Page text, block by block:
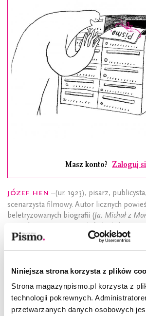
Niniejsza strona korzysta z plików
Strona magazynpismo.pl korzysta z
technologii pokrewnych.
przetwarzanych danych osobowych
Masz konto? Zaloguj
Józef Hen –(ur. 1923), pisarz,
scenarzysta filmowy. Autor licznych
beletryzowanych biografii (Ja, Michał z
oraz zbiorów esejów (
Nie boję się
roku otrzyma Nagrodę Literacką m.st.
Książka Ja, Deprawator,
ukaże się
2018 roku nakładem wydawnictwa